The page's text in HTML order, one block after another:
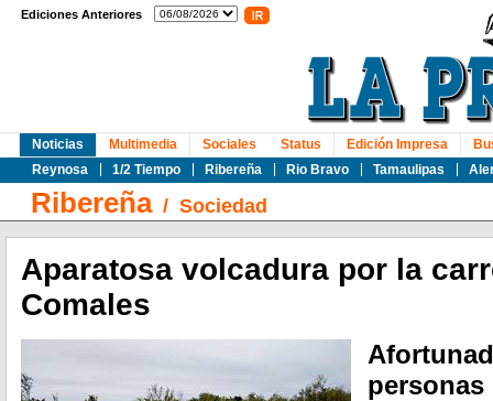
Ediciones Anteriores
Noticias
Reynosa
1/2 Tiempo Ribereña Rio Bravo Tamaulipas
Multimedia Sociales Status Edición Impresa
Ribereña/ Sociedad
Aparatosa volcadura por la
Comales
personas